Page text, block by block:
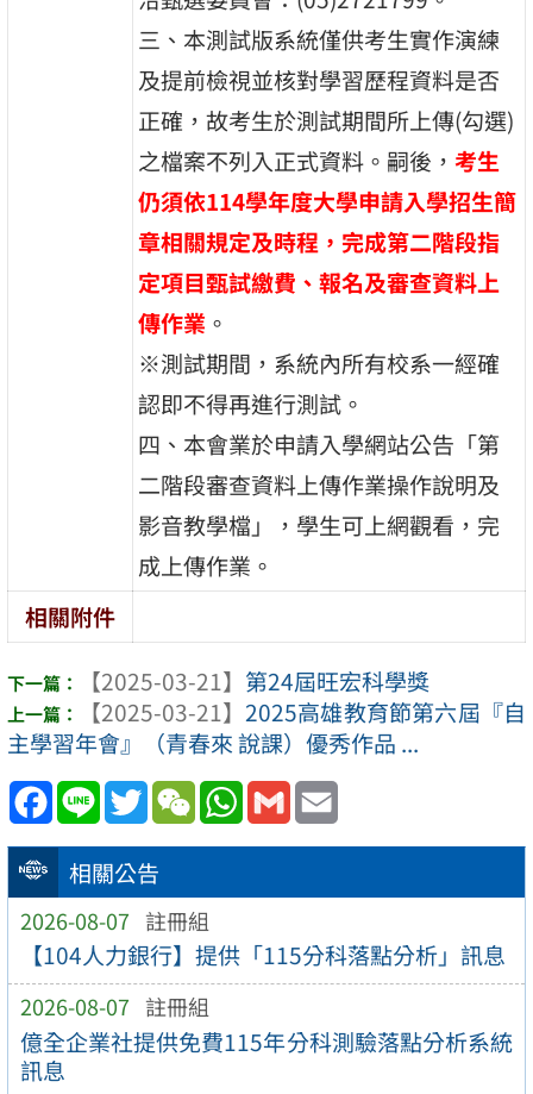
相關公告
2026-08-07 註冊組
【104人力銀行】提供「115分科落點分析」訊息
2026-08-07 註冊組
億全企業社提供免費115年分科測驗落點分析系統
訊息
三、本測試版系統僅供考生實作演練
及提前檢視並核對學習歷程資料是否
正確，故考生於測試期間所上傳(勾選)
之檔案不列入正式資料。嗣後，考生
仍須依114學年度大學申請入學招生簡
章相關規定及時程，完成第二階段指
定項目甄試繳費、報名及審查資料上
傳作業 。
※測試期間，系統內所有校系一經確
認即不得再進行測試。
四、本會業於申請入學網站公告「第
二階段審查資料上傳作業操作說明及
影音教學檔」，學生可上網觀看，完
成上傳作業。
相關附件
【2025-03-21】 第24屆旺宏科學獎
【2025-03-21】 2025高雄教育節第六屆『自
主學習年會』（青春來 說課）優秀作品 ...
Facebook
Line TwitterWeChatWhatsApp
Gmail